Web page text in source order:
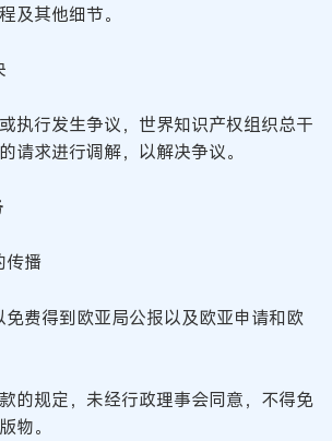
及其他细节。
执行发生争议，世界知识产权组织总干
请求进行调解，以解决争议。
传播
免费得到欧亚局公报以及欧亚申请和欧
款的规定，未经行政理事会同意，不得免
物。